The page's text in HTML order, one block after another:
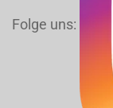
Folge uns: